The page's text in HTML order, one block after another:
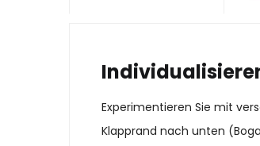
Experimentieren Sie mit
Klapprand nach unten